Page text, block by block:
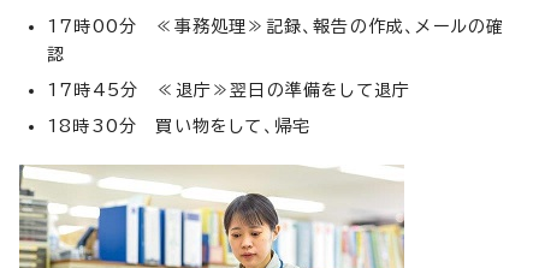
17時00分 ≪事務処理≫記録、報告の作成、メールの確
認
17時45分 ≪退庁≫翌日の準備をして退庁
18時30分 買い物をして、帰宅